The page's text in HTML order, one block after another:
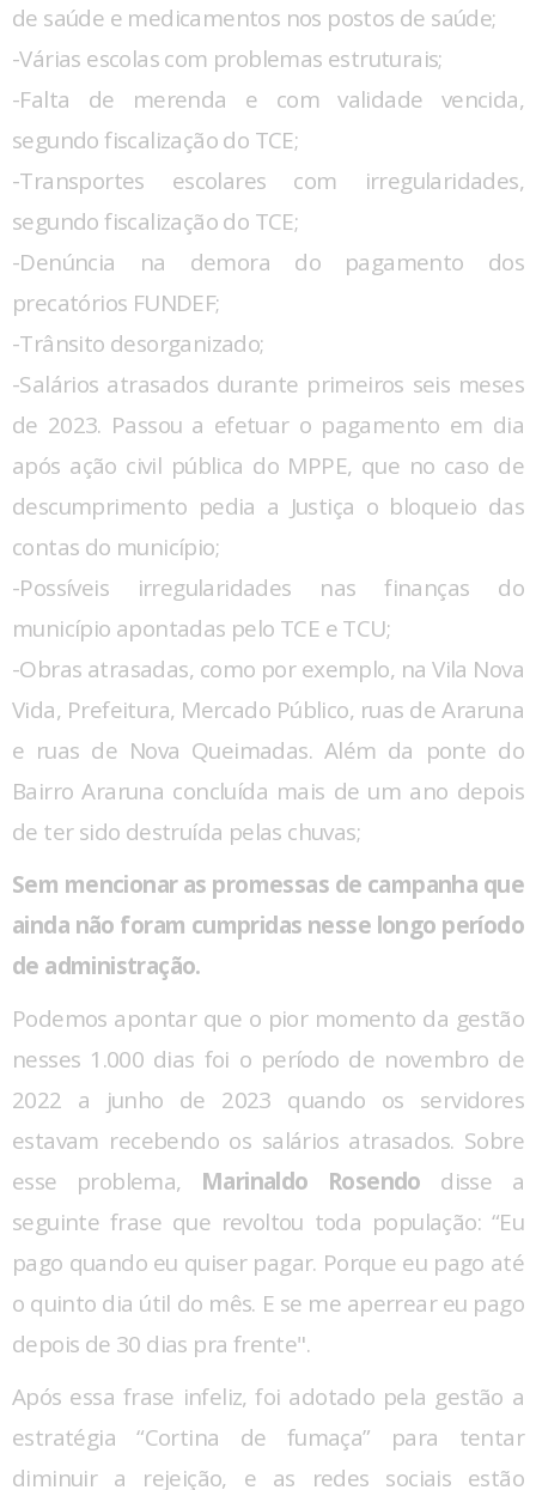
de saúde e medicamentos nos postos de saúde;
-Várias escolas com problemas estruturais;
-Falta de merenda e com validade vencida,
segundo fiscalização do TCE;
-Transportes escolares com irregularidades,
segundo fiscalização do TCE;
-Denúncia na demora do pagamento dos
precatórios FUNDEF;
-Trânsito desorganizado;
-Salários atrasados durante primeiros seis meses
de 2023. Passou a efetuar o pagamento em dia
após ação civil pública do MPPE, que no caso de
descumprimento pedia a Justiça o bloqueio das
contas do município;
-Possíveis irregularidades nas finanças do
município apontadas pelo TCE e TCU;
-Obras atrasadas, como por exemplo, na Vila Nova
Vida, Prefeitura, Mercado Público, ruas de Araruna
e ruas de Nova Queimadas. Além da ponte do
Bairro Araruna concluída mais de um ano depois
de ter sido destruída pelas chuvas;
Sem mencionar as promessas de campanha que
ainda não foram cumpridas nesse longo período
de administração.
Podemos apontar que o pior momento da gestão
nesses 1.000 dias foi o período de novembro de
2022 a junho de 2023 quando os servidores
estavam recebendo os salários atrasados. Sobre
esse problema, Marinaldo Rosendo disse a
seguinte frase que revoltou toda população: “Eu
pago quando eu quiser pagar. Porque eu pago até
o quinto dia útil do mês. E se me aperrear eu pago
depois de 30 dias pra frente".
Após essa frase infeliz, foi adotado pela gestão a
estratégia “Cortina de fumaça” para tentar
diminuir a rejeição, e as redes sociais estão